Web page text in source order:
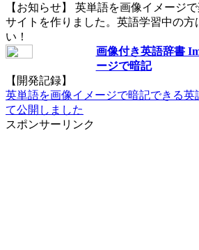
【お知らせ】 英単語を画像イメージ
サイトを作りました。英語学習中の方
い！
画像付き英語辞書
ージで暗記
【開発記録】
英単語を画像イメージで暗記できる英
て公開しました
スポンサーリンク